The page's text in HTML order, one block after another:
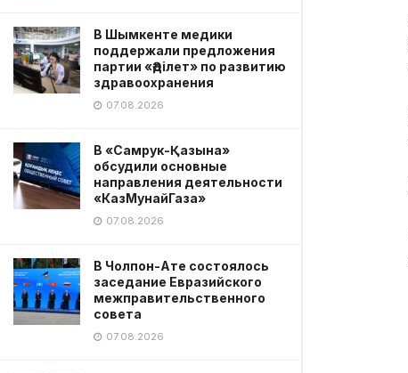
В Шымкенте медики
поддержали предложения
партии «Әділет» по развитию
здравоохранения
07.08.2026
В «Самрук-Қазына»
обсудили основные
направления деятельности
«КазМунайГаза»
07.08.2026
В Чолпон-Ате состоялось
заседание Евразийского
межправительственного
совета
07.08.2026